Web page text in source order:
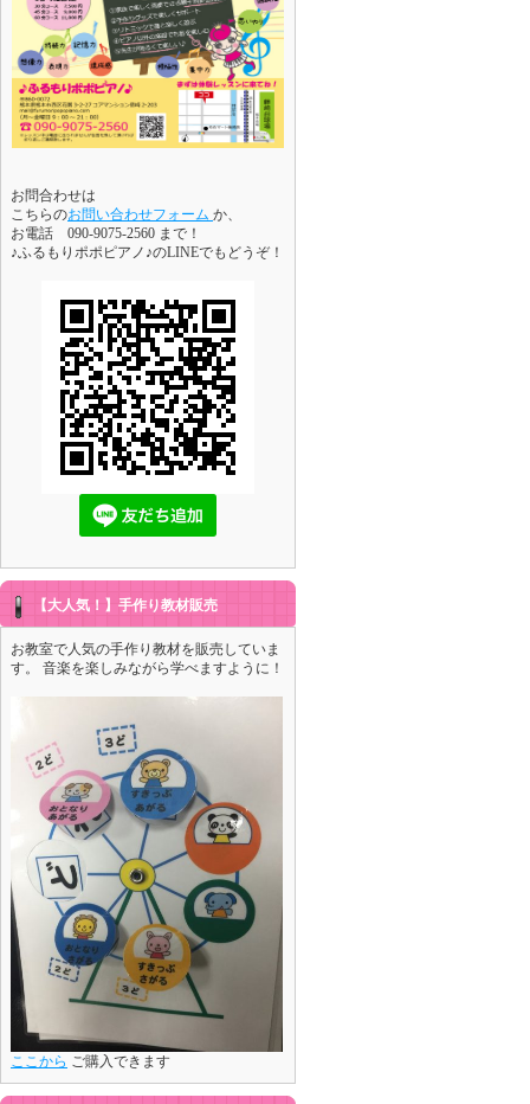
お問合わせは
こちらのお問い合わせフォーム か、
お電話 090-9075-2560 まで！
♪ふるもりポポピアノ♪のLINEでもどうぞ！
【大人気！】手作り教材販売
お教室で人気の手作り教材を販売していま
す。 音楽を楽しみながら学べますように！
ここから ご購入できます